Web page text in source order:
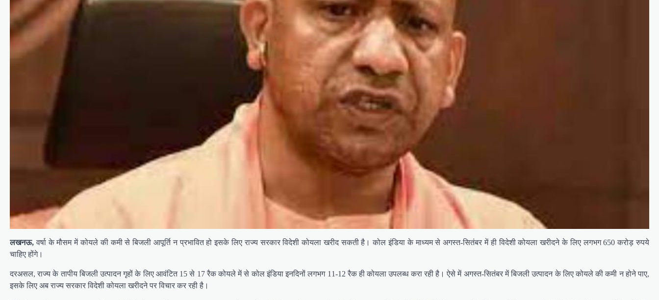
लखनऊ,वर्षा के मौसम में कोयले की कमी से बिजली आपूर्ति न प्रभावित हो इसके लिए राज्य सरकार विदेशी कोयला खरीद सकती है। कोल इंडिया के माध्यम से अगस्त-सितंबर में ही विदेशी कोयला खरीदने के लिए लगभग 650 करोड़ रुपये
चाहिए होंगे।
दरअसल, राज्य के तापीय बिजली उत्पादन गृहों के लिए आवंटित 15 से 17 रैक कोयले में से कोल इंडिया इनदिनों लगभग 11-12 रैक ही कोयला उपलब्ध करा रही है। ऐसे में अगस्त-सितंबर में बिजली उत्पादन के लिए कोयले की कमी न होने पाए,
इसके लिए अब राज्य सरकार विदेशी कोयला खरीदने पर विचार कर रही है।